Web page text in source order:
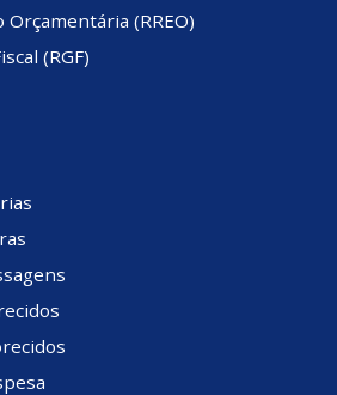
Orçamentária (RREO)
(RGF)